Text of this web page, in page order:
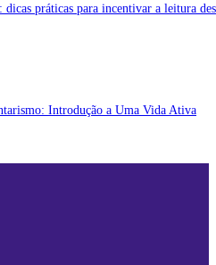
práticas para incentivar a leitura
Introdução a Uma Vida Ativa